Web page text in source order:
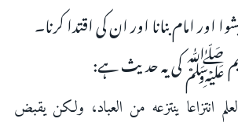
ﷺ کی یہ حدیث ہے:
انتزاعا ينتزعه من العباد، ولكن يقبض